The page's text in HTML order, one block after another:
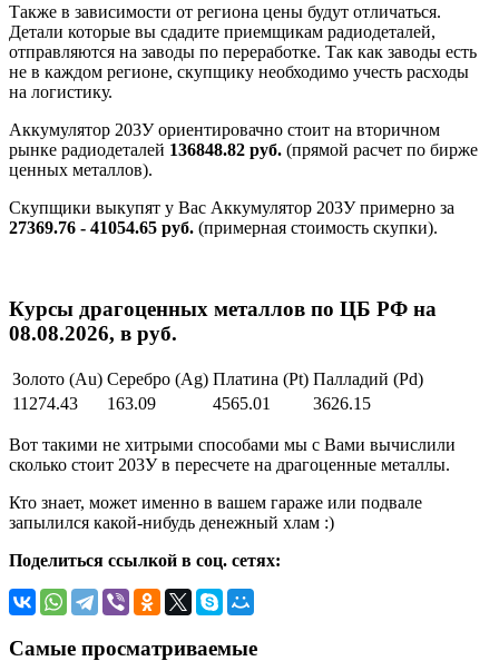
Также в зависимости от региона цены будут отличаться.
Детали которые вы сдадите приемщикам радиодеталей,
отправляются на заводы по переработке. Так как заводы есть
не в каждом регионе, скупщику необходимо учесть расходы
на логистику.
Аккумулятор 203У ориентировачно стоит на вторичном
рынке радиодеталей 136848.82 руб. (прямой расчет по бирже
ценных металлов).
Скупщики выкупят у Вас Аккумулятор 203У примерно за
27369.76 - 41054.65 руб. (примерная стоимость скупки).
Курсы драгоценных металлов по ЦБ РФ на
08.08.2026, в руб.
Золото (Au) Серебро (Ag) Платина (Pt) Палладий (Pd)
11274.43
163.09 4565.01 3626.15
Вот такими не хитрыми способами мы с Вами вычислили
сколько стоит 203У в пересчете на драгоценные металлы.
Кто знает, может именно в вашем гараже или подвале
запылился какой-нибудь денежный хлам :)
Поделиться ссылкой в соц. сетях:
Самые просматриваемые